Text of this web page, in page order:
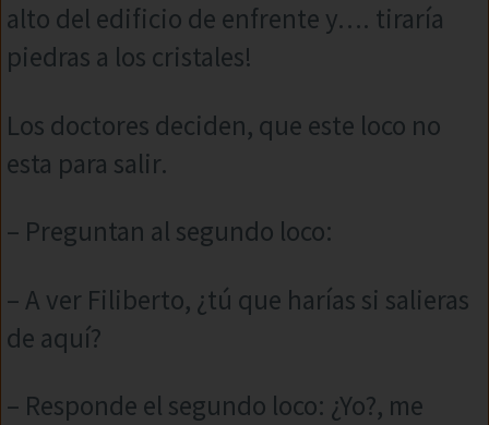
alto del edificio de enfrente y…. tiraría
piedras a los cristales!
Los doctores deciden, que este loco no
esta para salir.
– Preguntan al segundo loco:
– A ver Filiberto, ¿tú que harías si salieras
de aquí?
– Responde el segundo loco: ¿Yo?, me